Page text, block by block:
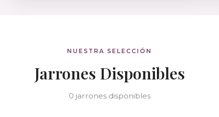
NUESTRA SELECCIÓN
Jarrones Disponibles
0 jarrones disponibles